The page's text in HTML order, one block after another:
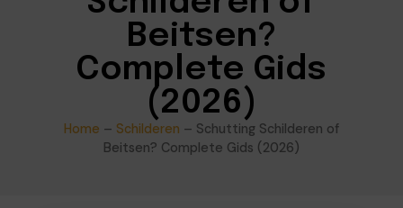
Beitsen?
Complete Gids
(2026)
Home – Schilderen – Schutting Schilderen of
Beitsen? Complete Gids (2026)